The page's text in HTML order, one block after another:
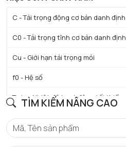
TÌM KIẾM NÂNG CAO
C - Tải trọng động cơ bản danh định
C0 - Tải trọng tĩnh cơ bản danh định
Cu - Giới hạn tải trọng mỏi
f0 - Hệ số
Tmin - Nhiệt độ hoạt động tối thiểu
Tmax - Nhiệt độ hoạt động tối đa
GIỚI HẠN